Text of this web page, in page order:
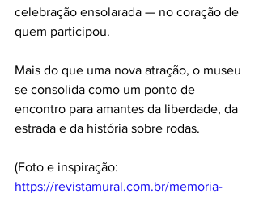
celebração ensolarada — no coração de
quem participou.
Mais do que uma nova atração, o museu
se consolida como um ponto de
encontro para amantes da liberdade, da
estrada e da história sobre rodas.
(Foto e inspiração:
https://revistamural.com.br/memoria-